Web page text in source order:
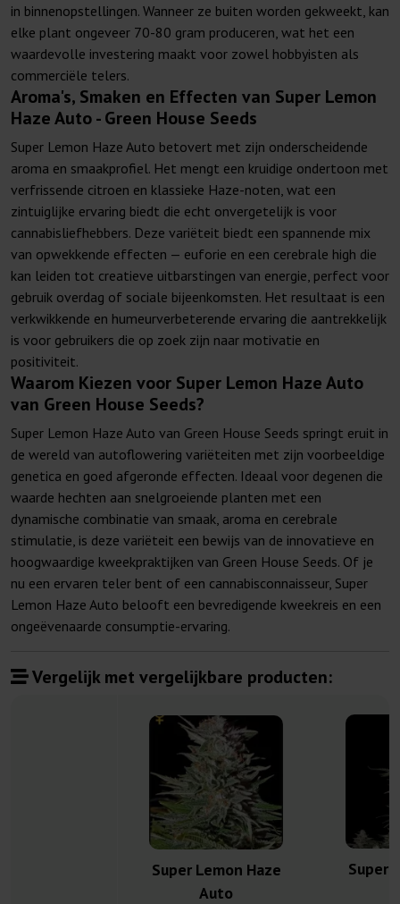
in binnenopstellingen. Wanneer ze buiten worden gekweekt, kan
elke plant ongeveer 70-80 gram produceren, wat het een
waardevolle investering maakt voor zowel hobbyisten als
commerciële telers.
Aroma's, Smaken en Effecten van Super Lemon
Haze Auto - Green House Seeds
Super Lemon Haze Auto betovert met zijn onderscheidende
aroma en smaakprofiel. Het mengt een kruidige ondertoon met
verfrissende citroen en klassieke Haze-noten, wat een
zintuiglijke ervaring biedt die echt onvergetelijk is voor
cannabisliefhebbers. Deze variëteit biedt een spannende mix
van opwekkende effecten — euforie en een cerebrale high die
kan leiden tot creatieve uitbarstingen van energie, perfect voor
gebruik overdag of sociale bijeenkomsten. Het resultaat is een
verkwikkende en humeurverbeterende ervaring die aantrekkelijk
is voor gebruikers die op zoek zijn naar motivatie en
positiviteit.
Waarom Kiezen voor Super Lemon Haze Auto
van Green House Seeds?
Super Lemon Haze Auto van Green House Seeds springt eruit in
de wereld van autoflowering variëteiten met zijn voorbeeldige
genetica en goed afgeronde effecten. Ideaal voor degenen die
waarde hechten aan snelgroeiende planten met een
dynamische combinatie van smaak, aroma en cerebrale
stimulatie, is deze variëteit een bewijs van de innovatieve en
hoogwaardige kweekpraktijken van Green House Seeds. Of je
nu een ervaren teler bent of een cannabisconnaisseur, Super
Lemon Haze Auto belooft een bevredigende kweekreis en een
ongeëvenaarde consumptie-ervaring.
Vergelijk met vergelijkbare producten:
Super Lemon Haze
Auto
Super